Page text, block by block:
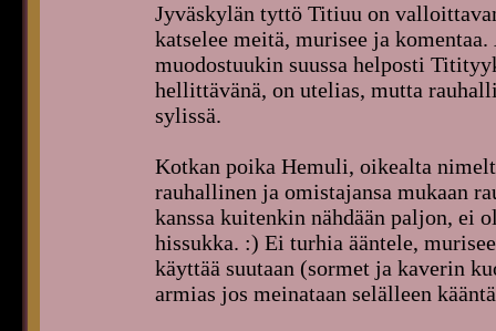
Jyväskylän tyttö Titiuu on
katselee meitä, murisee ja
muodostuukin suussa helposti
hellittävänä, on utelias, mutta
sylissä.
Kotkan poika Hemuli, oikealta
rauhallinen ja omistajansa mukaan
kanssa kuitenkin nähdään paljon, ei
hissukka. :) Ei turhia ääntele,
käyttää suutaan (sormet ja kaverin
armias jos meinataan selälleen